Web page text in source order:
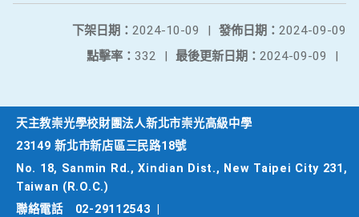
發佈日期： 2024-09-09
下架日期： 2024-10-09
|
最後更新日期： 2024-09-09 |
點擊率： 332 |
天主教崇光學校財團法人新北市崇光高級中學
23149 新北市新店區三民路18號
No. 18, Sanmin Rd., Xindian Dist., New Taipei City 231,
Taiwan (R.O.C.)
聯絡電話
02-29112543